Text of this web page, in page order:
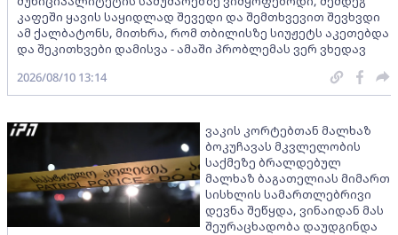
კაფეში ყავის საყიდლად შევედი და შემთხვევით შევხვდი
ამ ქალბატონს, მითხრა, რომ თბილისზე სიუჟეტს აკეთებდა
და შეკითხვები დამისვა - ამაში პრობლემას ვერ ვხედავ
2026/08/10 13:14
ვაკის კორტებთან მალხაზ
ბოკუჩავას მკვლელობის
საქმეზე ბრალდებულ
მალხაზ ბაგათელიას მიმართ
სისხლის სამართლებრივი
დევნა შეწყდა, ვინაიდან მას
შეურაცხადობა დაუდგინდა